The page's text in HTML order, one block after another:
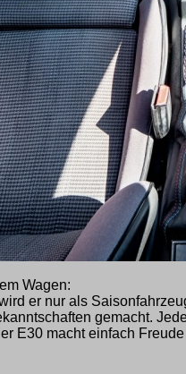
Wagen:
er nur als
gemacht.
E30 macht einfach